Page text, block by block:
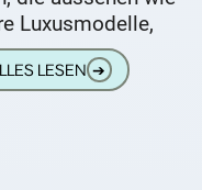
Luxusmodelle,
LESEN ➔